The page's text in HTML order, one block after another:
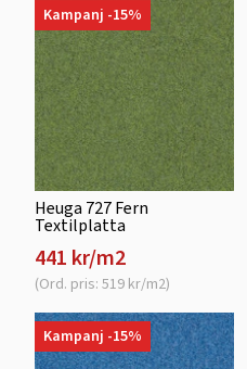
Kampanj -15%
Heuga 727 Fern
Textilplatta
441 kr/m2
(Ord. pris: 519 kr/m2)
Kampanj -15%